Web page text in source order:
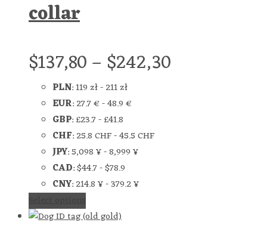
collar
$137,80–$242,30
PLN:119 zł-211 zł
EUR:27.7 €-48.9 €
GBP:£23.7-£41.8
CHF:25.8 CHF-45.5 CHF
JPY:5,098 ¥-8,999 ¥
CAD:$44.7-$78.9
CNY:214.8 ¥-379.2 ¥